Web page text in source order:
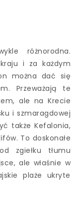
różnorodna.
i za każdym
można dać się
Przeważają te
ale na Krecie
i szmaragdowej
także Kefalonia,
To doskonałe
zgiełku tłumu
ale właśnie w
plaże ukryte